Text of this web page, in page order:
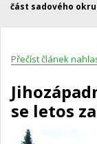
část sadového
Přečíst článek
se letos